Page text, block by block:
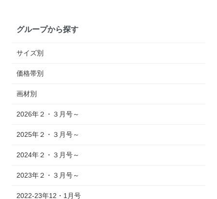
グループから探す
サイズ別
価格帯別
画材別
2026年２・３月号～
2025年２・３月号～
2024年２・３月号～
2023年２・３月号～
2022-23年12・1月号